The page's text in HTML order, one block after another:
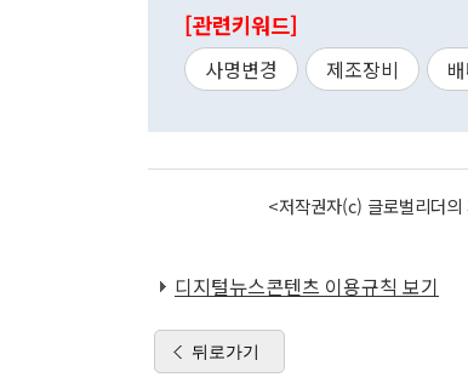
[관련키워드]
사명변경 제조장비
<저작권자(c) 글로벌리더
디지털뉴스콘텐츠 이용규칙 보기
뒤로가기